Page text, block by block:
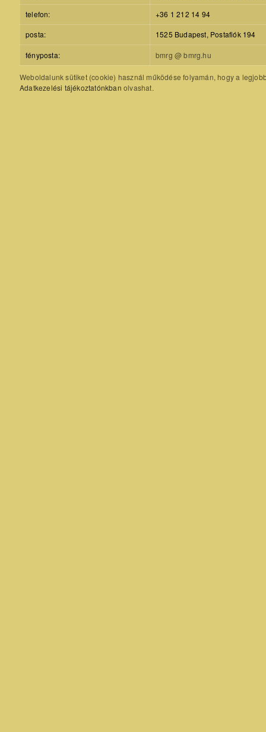
telefon:
+36 1 212 14 94
posta:
1525 Budapest, Postafiók 194
fényposta: bmrg @ bmrg.hu
Weboldalunk sütiket (cookie) használ működése folyamán, hogy a
Adatkezelési tájékoztatónkban olvashat.